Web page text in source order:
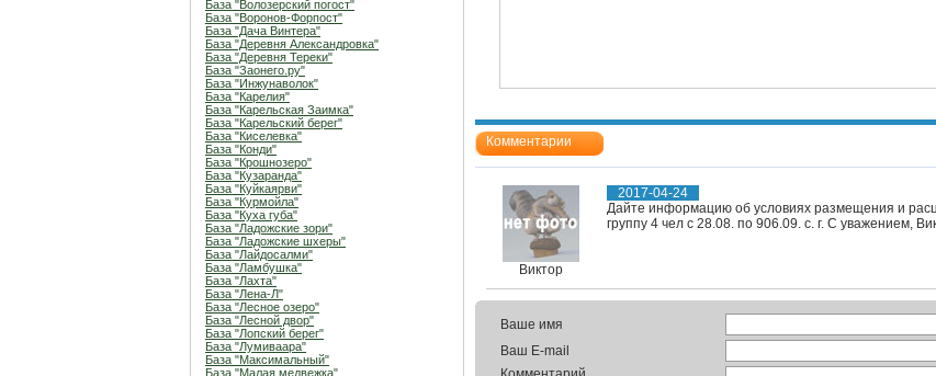
База "Волозерский погост"
База "Воронов-Форпост"
База "Дача Винтера"
База "Деревня Александровка"
База "Деревня Тереки"
База "Заонего.ру"
База "Инжунаволок"
База "Карелия"
База "Карельская Заимка"
База "Карельский берег"
База "Киселевка"
База "Конди"
База "Крошнозеро"
База "Кузаранда"
База "Куйкаярви"
База "Курмойла"
База "Куха губа"
База "Ладожские зори"
База "Ладожские шхеры"
База "Лайдосалми"
База "Ламбушка"
База "Лахта"
База "Лена-Л"
База "Лесное озеро"
База "Лесной двор"
База "Лопский берег"
База "Лумиваара"
База "Максимальный"
База "Малая медвежка"
Комментарии
Виктор
2017-04-24
Дайте информацию об условиях размещения и
группу 4 чел с 28.08. по 906.09. с. г. С уважением,
Ваше имя
Ваш E-mail